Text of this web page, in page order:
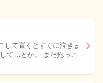
して置くとすぐに泣きま
て…とか。 まだ抱っこ